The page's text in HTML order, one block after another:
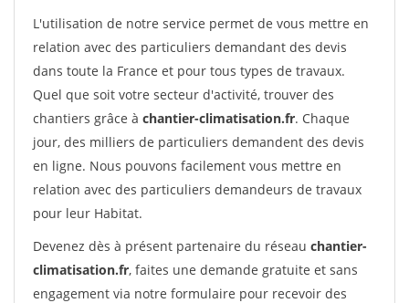
L'utilisation de notre service permet de vous mettre en
relation avec des particuliers demandant des devis
dans toute la France et pour tous types de travaux.
Quel que soit votre secteur d'activité, trouver des
chantiers grâce à chantier-climatisation.fr. Chaque
jour, des milliers de particuliers demandent des devis
en ligne. Nous pouvons facilement vous mettre en
relation avec des particuliers demandeurs de travaux
pour leur Habitat.
Devenez dès à présent partenaire du réseau chantier-
climatisation.fr, faites une demande gratuite et sans
engagement via notre formulaire pour recevoir des